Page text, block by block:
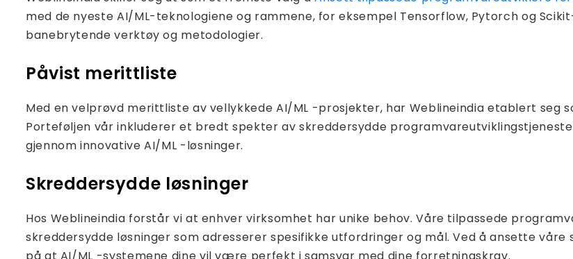
med de nyeste AI/ML-teknologiene og rammene, for eksempel Tensorflow, Pytorch og
banebrytende verktøy og metodologier.
Påvist merittliste
Med en velprøvd merittliste av vellykkede AI/ML -prosjekter, har Weblineindia etablert
Porteføljen vår inkluderer et bredt spekter av skreddersydde
gjennom innovative AI/ML -løsninger.
Skreddersydde løsninger
Hos Weblineindia forstår vi at enhver virksomhet har unike behov. Våre tilpassede
skreddersydde løsninger som adresserer spesifikke utfordringer og mål. Ved å ansette
på at AI/ML -systemene dine vil være perfekt i samsvar med dine forretningskrav.